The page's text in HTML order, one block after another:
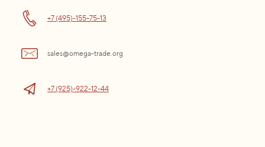
+7 (495)-155-75-13
sales@omega-trade.org
+7 (925)-922-12-44